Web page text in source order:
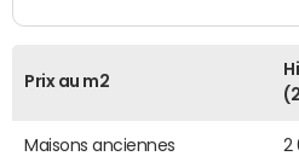
Prix au m2
Maisons anciennes 2